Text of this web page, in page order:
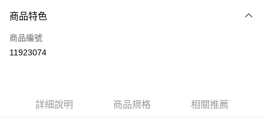
信用卡一次付款
超商取貨付款
街口支付
商品特色
商品編號
11923074
詳細說明 商品規格 相關推薦